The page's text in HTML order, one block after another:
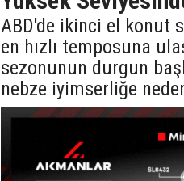
ABD'de ikinci el konut
en hızlı temposuna
sezonunun durgun
nebze iyimserliğe